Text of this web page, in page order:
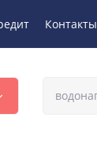
Контакты